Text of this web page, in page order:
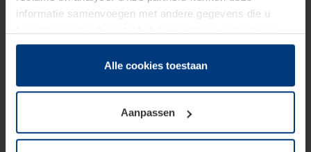
informatie samenvoegen met andere gegevens die u
hun diensten hebben verzameld.
Juridisch hebben wij het recht om cookies op uw
van deze pagina's absoluut vereist is. Voor alle andere
soorten cookies is uw toestemming benodigd. Uw
toestemming kunt u op elk moment bij de uitleg van de
Alle cookies toestaan
Aanpassen